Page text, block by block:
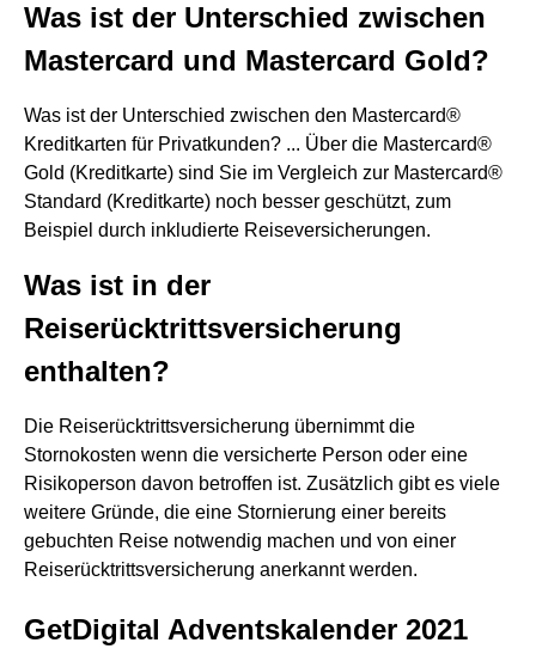
Was ist der Unterschied zwischen
Mastercard und Mastercard Gold?
Was ist der Unterschied zwischen den Mastercard®
Kreditkarten für Privatkunden? ... Über die Mastercard®
Gold (Kreditkarte) sind Sie im Vergleich zur Mastercard®
Standard (Kreditkarte) noch besser geschützt, zum
Beispiel durch inkludierte Reiseversicherungen.
Was ist in der
Reiserücktrittsversicherung
enthalten?
Die Reiserücktrittsversicherung übernimmt die
Stornokosten wenn die versicherte Person oder eine
Risikoperson davon betroffen ist. Zusätzlich gibt es viele
weitere Gründe, die eine Stornierung einer bereits
gebuchten Reise notwendig machen und von einer
Reiserücktrittsversicherung anerkannt werden.
GetDigital Adventskalender 2021